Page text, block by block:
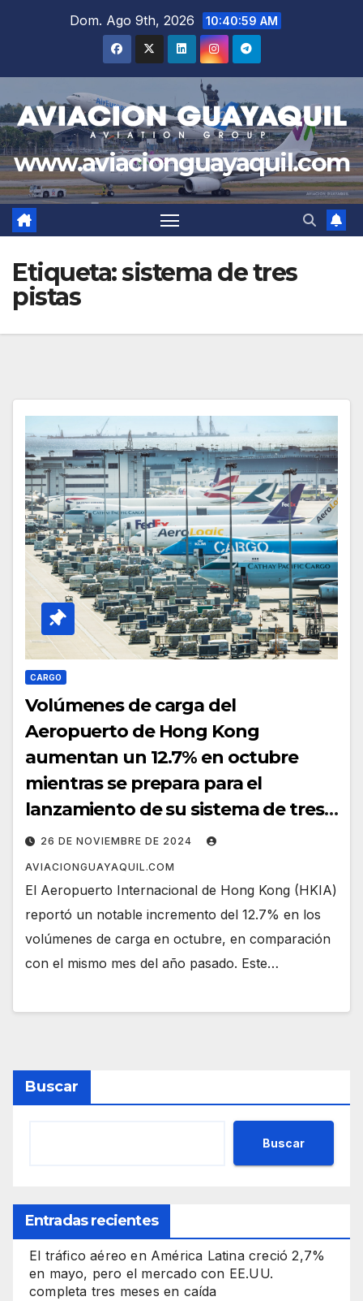
Dom. Ago 9th, 2026 10:41:00 AM
www.aviacionguayaquil.com
Etiqueta:sistema de tres
pistas
CARGO
Volúmenes de carga del
Aeropuerto de Hong Kong
aumentan un 12.7% en octubre
mientras se prepara para el
lanzamiento de su sistema de tres
pistas
26 DE NOVIEMBRE DE 2024
AVIACIONGUAYAQUIL.COM
El Aeropuerto Internacional de Hong Kong (HKIA)
reportó un notable incremento del 12.7% en los
volúmenes de carga en octubre, en comparación
con el mismo mes del año pasado. Este…
Buscar
Buscar
Entradas recientes
El tráfico aéreo en América Latina creció 2,7%
en mayo, pero el mercado con EE.UU.
completa tres meses en caída